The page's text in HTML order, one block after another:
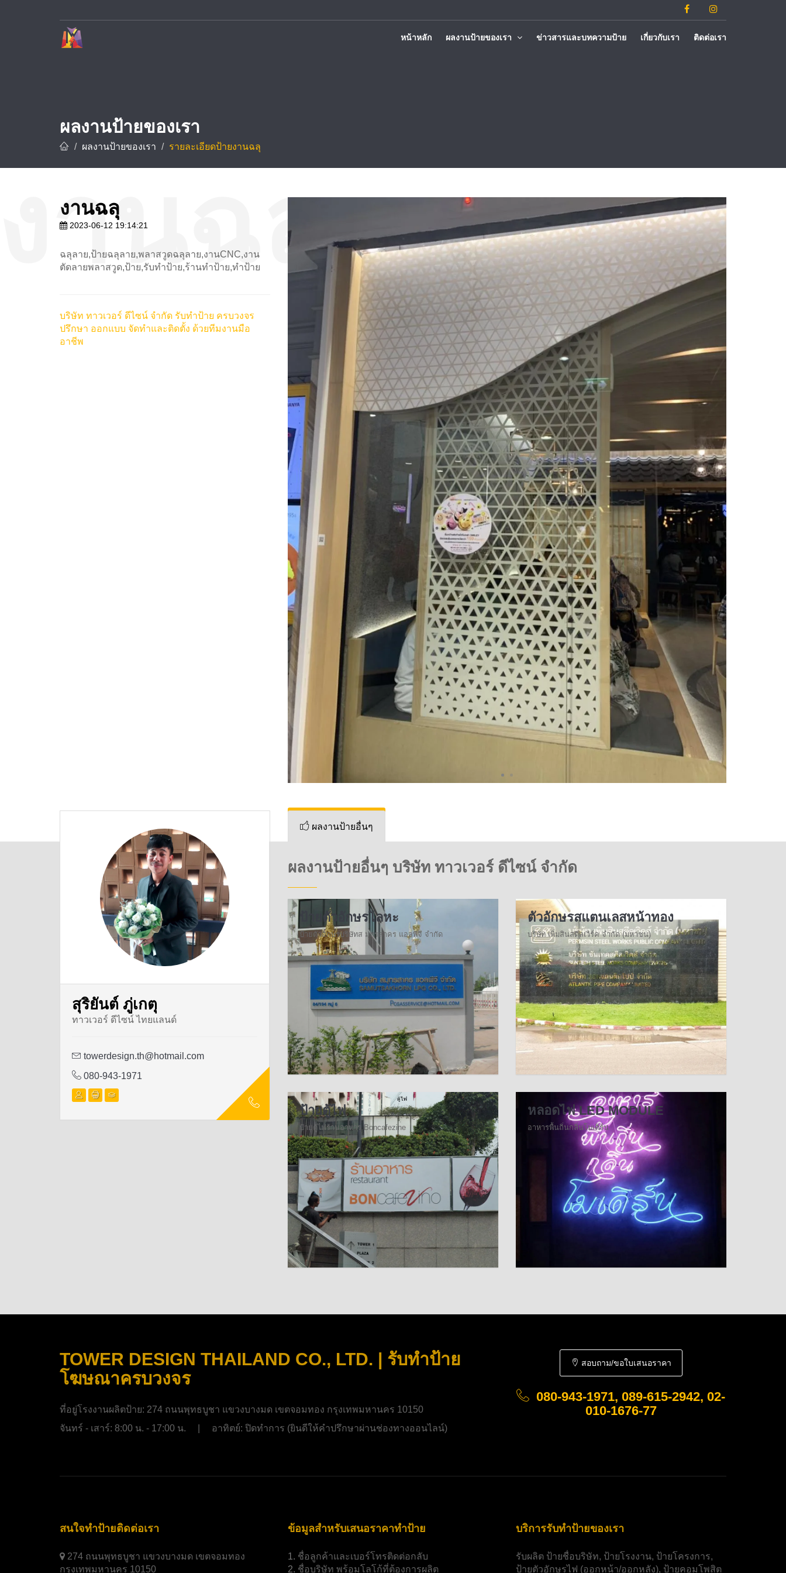
หน้าหลัก ผลงานป้ายของเรา ข่าวสารและบทความป้าย เกี่ยวกับเรา ติดต่อเรา
ผลงานป้ายของเรา
ผลงานป้ายของเรา รายละเอียดป้ายงานฉลุ
งานฉลุ
2023-06-12 19:14:21
ฉลุลาย,ป้ายฉลุลาย,พลาสวูดฉลุลาย,งานCNC,งาน
ตัดลายพลาสวูด,ป้าย,รับทำป้าย,ร้านทำป้าย,ทำป้าย
บริษัท ทาวเวอร์ ดีไซน์ จำกัด รับทำป้าย ครบวงจร
ปรึกษา ออกแบบ จัดทำและติดตั้ง ด้วยทีมงานมือ
อาชีพ
สุริยันต์ ภู่เกตุ
ทาวเวอร์ ดีไซน์ ไทยแลนด์
towerdesign.th@hotmail.com
080-943-1971
ผลงานป้ายอื่นๆ
ผลงานป้ายอื่นๆ บริษัท ทาวเวอร์ ดีไซน์ จำกัด
ป้ายตัวอักษรโลหะ
ป้ายตัวอักษรบริษัทส มุทรสาคร แอลพีจี จำกัด
ตัวอักษรสแตนเลสหน้าทอง
บริษัท เพิ่มสินสตีลเวิร์ค จำกัด (มหาชน)
ป้ายตู้ไฟ
ป้ายตู้ไฟร้านอาหาร Boncafezine
หลอดไฟ LED MODULE
อาหารพื้นถิ่นกลิ่นโมเดิร์น
TOWER DESIGN THAILAND CO., LTD. | รับทำป้าย
โฆษณาครบวงจร
ที่อยู่โรงงานผลิตป้าย: 274 ถนนพุทธบูชา แขวงบางมด เขตจอมทอง กรุงเทพมหานคร 10150
จันทร์ - เสาร์: 8:00 น. - 17:00 น. | อาทิตย์: ปิดทำการ (ยินดีให้คำปรึกษาผ่านช่องทางออนไลน์)
สอบถาม/ขอใบเสนอราคา
080-943-1971, 089-615-2942, 02-
010-1676-77
สนใจทำป้ายติดต่อเรา
274 ถนนพุทธบูชา แขวงบางมด เขตจอมทอง
กรุงเทพมหานคร 10150
ข้อมูลสำหรับเสนอราคาทำป้าย
1. ชื่อลูกค้าและเบอร์โทรติดต่อกลับ
2. ชื่อบริษัท พร้อมโลโก้ที่ต้องการผลิต
บริการรับทำป้ายของเรา
รับผลิต ป้ายชื่อบริษัท, ป้ายโรงงาน, ป้ายโครงการ,
ป้ายตัวอักษรไฟ (ออกหน้า/ออกหลัง), ป้ายคอมโพสิต